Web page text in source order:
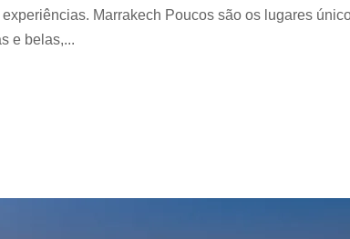
Marrakech Poucos são os lugares
e belas,...